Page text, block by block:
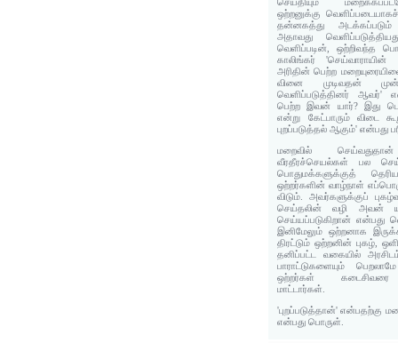
ஒற்றனுக்கு
தன்னகத்து அடக்கப்படும்
அதாவது
வெளிப்படின், ஒற்றிவந்த
காலிங்கர்
அரிதின் பெற்ற
வினை முடிவதன்
வெளிப்படுத்தினர் ஆவர்'
பெற்ற இவன் யார்? இது
என்று கேட்பாரும் விடை
புறப்படுத்தல் ஆகும்' என்பது
மறைவில்
வீரதீரச்செயல்கள் பல
பொதுமக்களுக்குத்
ஒற்றர்களின் வாழ்நாள்
விடும். அவர்களுக்குப்
செய்தலின் வழி அவன்
செய்யப்படுகிறான் என்பது
இனிமேலும் ஒற்றனாக
திரட்டும் ஒற்றனின் புகழ்,
தனிப்பட்ட வகையில்
பாராட்டுகளையும்
ஒற்றர்கள் கடைசிவரை
மாட்டார்கள்.
'புறப்படுத்தான்' என்பதற்கு
என்பது பொருள்.